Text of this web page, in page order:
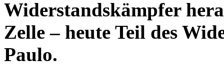
Widerstandskämpfer
Zelle – heute Teil des
Paulo.